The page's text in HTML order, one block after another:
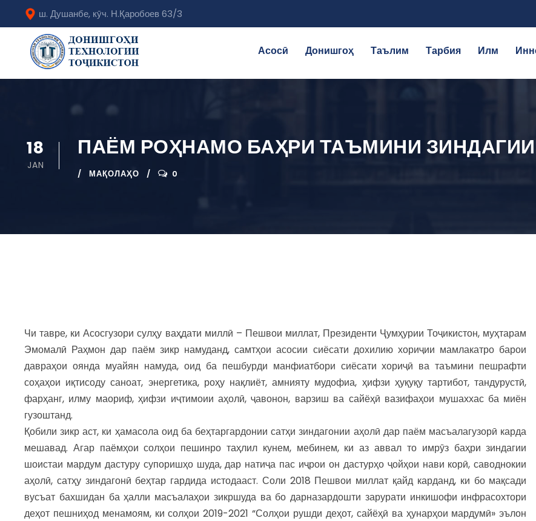
ш. Душанбе, кӯч. Н.Қаробоев 63/3
Асосӣ Донишгоҳ Таълим Тарбия Илм
18
JAN
ПАЁМ РОҲНАМО БАҲРИ ТАЪМИНИ
МАҚОЛАҲО 0
Чи тавре, ки Асосгузори сулҳу ваҳдати миллӣ – Пешвои миллат, Президенти Ҷумҳурии Тоҷикистон, муҳтарам
Эмомалӣ Раҳмон дар паём зикр намуданд, самтҳои асосии сиёсати дохилию хориҷии мамлакатро барои
давраҳои оянда муайян намуда, оид ба пешбурди манфиатбори сиёсати хориҷӣ ва таъмини пешрафти
соҳаҳои иқтисоду саноат, энергетика, роҳу нақлиёт, амнияту мудофиа, ҳифзи ҳуқуқу тартибот, тандурустӣ,
фарҳанг, илму маориф, ҳифзи иҷтимоии аҳолӣ, ҷавонон, варзиш ва сайёҳӣ вазифаҳои мушаххас ба миён
гузоштанд.
Қобили зикр аст, ки ҳамасола оид ба беҳтаргардонии сатҳи зиндагонии аҳолӣ дар паём масъалагузорӣ карда
мешавад. Агар паёмҳои солҳои пешинро таҳлил кунем, мебинем, ки аз аввал то имрӯз баҳри зиндагии
шоистаи мардум дастуру супоришҳо шуда, дар натиҷа пас иҷрои он дастурҳо ҷойҳои нави корӣ, саводнокии
аҳолӣ, сатҳу зиндагонӣ беҳтар гардида истодааст. Соли 2018 Пешвои миллат қайд карданд, ки бо мақсади
вусъат бахшидан ба ҳалли масъалаҳои зикршуда ва бо дарназардошти зарурати инкишофи инфрасохтори
деҳот пешниҳод менамоям, ки солҳои 2019-2021 “Солҳои рушди деҳот, сайёҳӣ ва ҳунарҳои мардумӣ» эълон